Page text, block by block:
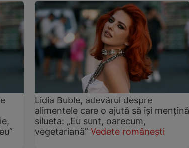
Lidia Buble, adevărul despre
alimentele care o ajută să își mențină
silueta: „Eu sunt, oarecum,
vegetariană” Vedete românești